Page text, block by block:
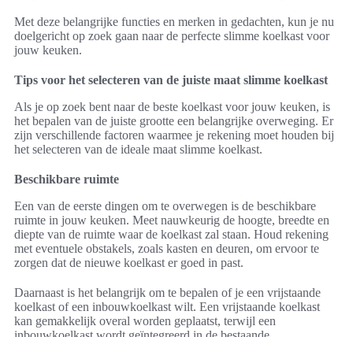
Met deze belangrijke functies en merken in gedachten, kun je nu
doelgericht op zoek gaan naar de perfecte slimme koelkast voor
jouw keuken.
Tips voor het selecteren van de juiste maat slimme koelkast
Als je op zoek bent naar de beste koelkast voor jouw keuken, is
het bepalen van de juiste grootte een belangrijke overweging. Er
zijn verschillende factoren waarmee je rekening moet houden bij
het selecteren van de ideale maat slimme koelkast.
Beschikbare ruimte
Een van de eerste dingen om te overwegen is de beschikbare
ruimte in jouw keuken. Meet nauwkeurig de hoogte, breedte en
diepte van de ruimte waar de koelkast zal staan. Houd rekening
met eventuele obstakels, zoals kasten en deuren, om ervoor te
zorgen dat de nieuwe koelkast er goed in past.
Daarnaast is het belangrijk om te bepalen of je een vrijstaande
koelkast of een inbouwkoelkast wilt. Een vrijstaande koelkast
kan gemakkelijk overal worden geplaatst, terwijl een